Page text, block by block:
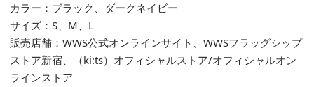
カラー：ブラック、ダークネイビー
サイズ：S、M、L
販売店舗： WWS公式オンラインサイト 、 WWSフラッグシップ
ストア新宿、 （ki:ts） オフィシャルストア/オフィシャルオン
ラインストア